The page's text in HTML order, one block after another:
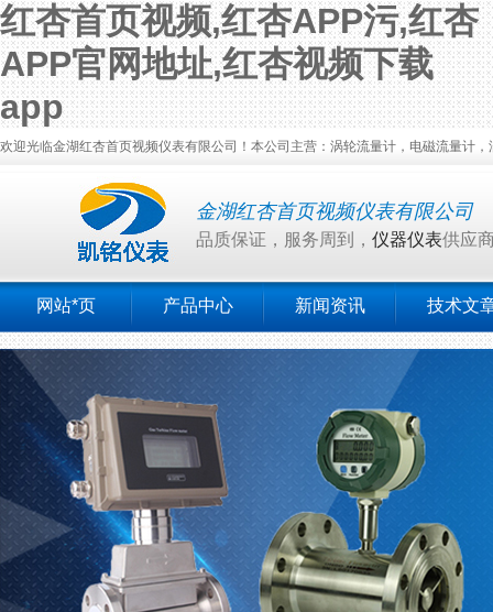
红杏首页视频,红杏APP污,红杏
APP官网地址,红杏视频下载
app
欢迎光临金湖红杏首页视频仪表有限公司！本公司主营：涡轮流量计，电磁流量计
金湖红杏首页视频仪表有限公司
品质保证，服务周到， 仪器仪表供应
网站*页 产品中心 新闻资讯 技术文